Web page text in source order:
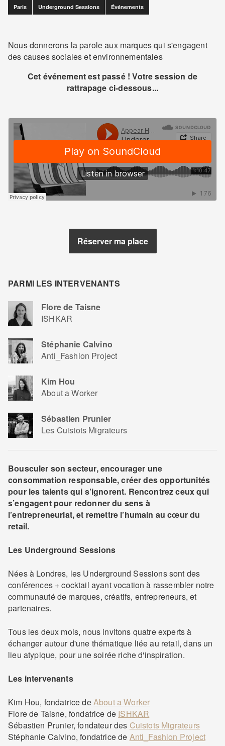
Paris Underground Sessions Événements
Nous donnerons la parole aux marques qui s'engagent
des causes sociales et environnementales
Cet événement est passé ! Votre session de
rattrapage ci-dessous...
Réserver ma place
PARMI LES INTERVENANTS
Flore de Taisne
ISHKAR
Stéphanie Calvino
Anti_Fashion Project
Kim Hou
About a Worker
Sébastien Prunier
Les Cuistots Migrateurs
Bousculer son secteur, encourager une
consommation responsable, créer des opportunités
pour les talents qui s’ignorent. Rencontrez ceux qui
s’engagent pour redonner du sens à
l’entrepreneuriat, et remettre l’humain au cœur du
retail.
Les Underground Sessions
Nées à Londres, les Underground Sessions sont des
conférences + cocktail ayant vocation à rassembler notre
communauté de marques, créatifs, entrepreneurs, et
partenaires.
Tous les deux mois, nous invitons quatre experts à
échanger autour d'une thématique liée au retail, dans un
lieu atypique, pour une soirée riche d'inspiration.
Les intervenants
Kim Hou, fondatrice deAbout a Worker
Flore de Taisne, fondatrice de ISHKAR
Sébastien Prunier, fondateur des Cuistots Migrateurs
Stéphanie Calvino, fondatrice de Anti_Fashion Project